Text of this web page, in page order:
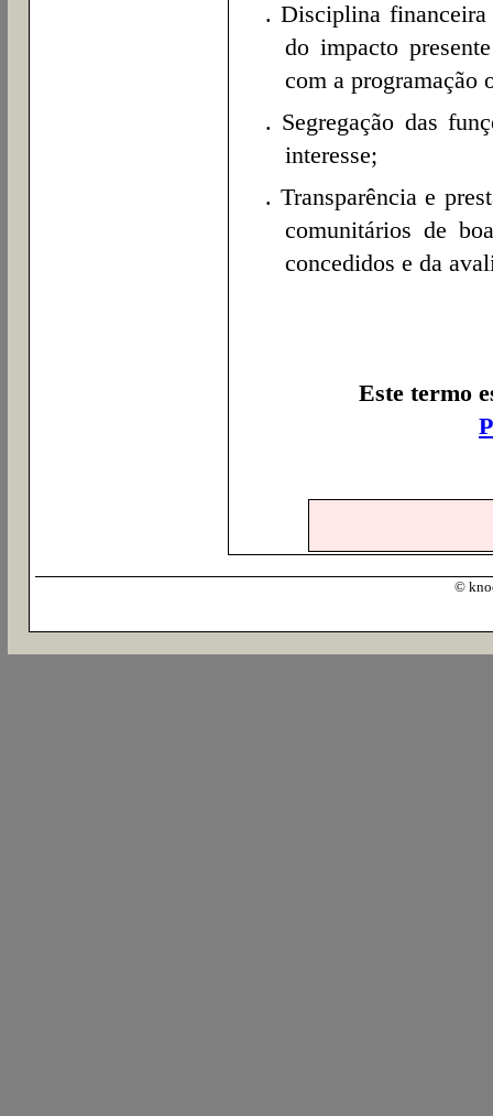
. Disciplina financeira
do impacto
com a programação
. Segregação das
interesse;
. Transparência e
comunitários de
concedidos e da
Este termo